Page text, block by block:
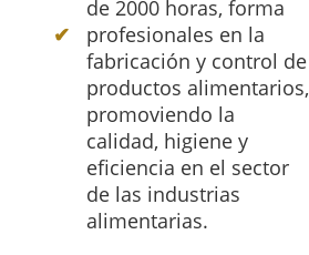
de 2000 horas, forma
profesionales en la
fabricación y control de
productos alimentarios,
promoviendo la
calidad, higiene y
eficiencia en el sector
de las industrias
alimentarias.